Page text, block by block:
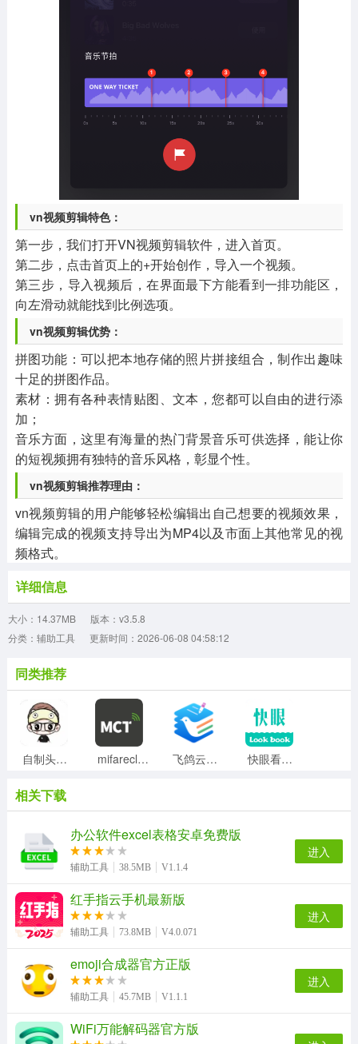
vn视频剪辑特色：
第一步，我们打开VN视频剪辑软件，进入首页。
第二步，点击首页上的+开始创作，导入一个视频。
第三步，导入视频后，在界面最下方能看到一排功能区，
向左滑动就能找到比例选项。
vn视频剪辑优势：
拼图功能：可以把本地存储的照片拼接组合，制作出趣味
十足的拼图作品。
素材：拥有各种表情贴图、文本，您都可以自由的进行添
加；
音乐方面，这里有海量的热门背景音乐可供选择，能让你
的短视频拥有独特的音乐风格，彰显个性。
vn视频剪辑推荐理由：
vn视频剪辑的用户能够轻松编辑出自己想要的视频效果，
编辑完成的视频支持导出为MP4以及市面上其他常见的视
频格式。
详细信息
大小：14.37MB
版本：v3.5.8
分类：辅助工具
更新时间：2026-06-08 04:58:12
同类推荐
自制头像器手机免费版 mifareclassictool原版 飞鸽云文档直装版 快眼看书安卓官方版
盖乐世社区手机最新版 nds4droid手机正版
乐视云盘通用版 汉邦高科彩虹云安卓版
捷径库手机最新版 搜搜soso慧眼正版
相关下载
办公软件excel表格安卓免费版
辅助工具 38.5MB V1.1.4
进入
红手指云手机最新版
辅助工具 73.8MB V4.0.071
进入
emoji合成器官方正版
辅助工具 45.7MB V1.1.1
进入
WiFi万能解码器官方版